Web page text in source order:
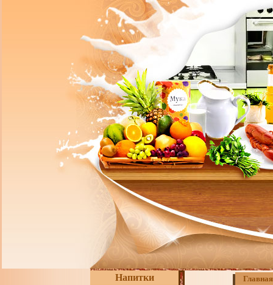
Напитки Главная